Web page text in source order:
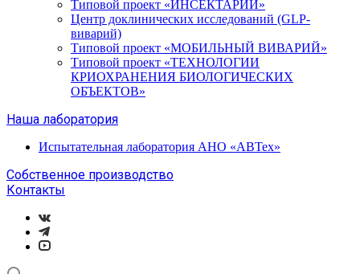
Типовой проект «ИНСЕКТАРИЙ»
Центр доклинических исследований (GLP-
виварий)
Типовой проект «МОБИЛЬНЫЙ ВИВАРИЙ»
Типовой проект «ТЕХНОЛОГИИ
КРИОХРАНЕНИЯ БИОЛОГИЧЕСКИХ
ОБЪЕКТОВ»
Наша лаборатория
Испытательная лаборатория АНО «АВТех»
Собственное производство
Контакты